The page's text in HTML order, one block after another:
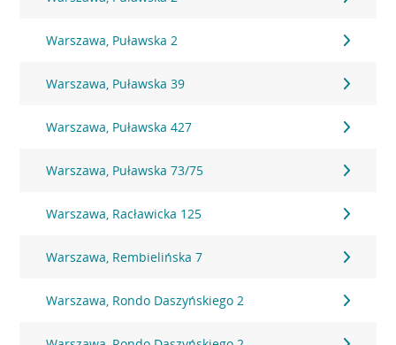
Warszawa, Puławska 2
Warszawa, Puławska 39
Warszawa, Puławska 427
Warszawa, Puławska 73/75
Warszawa, Racławicka 125
Warszawa, Rembielińska 7
Warszawa, Rondo Daszyńskiego 2